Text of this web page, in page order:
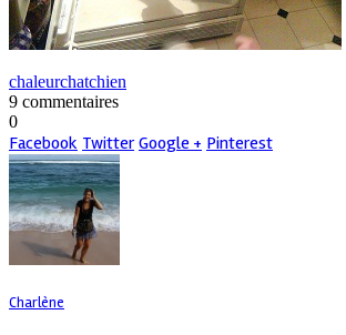
chaleurchatchien
9 commentaires
0
Facebook Twitter Google + Pinterest
Charlène